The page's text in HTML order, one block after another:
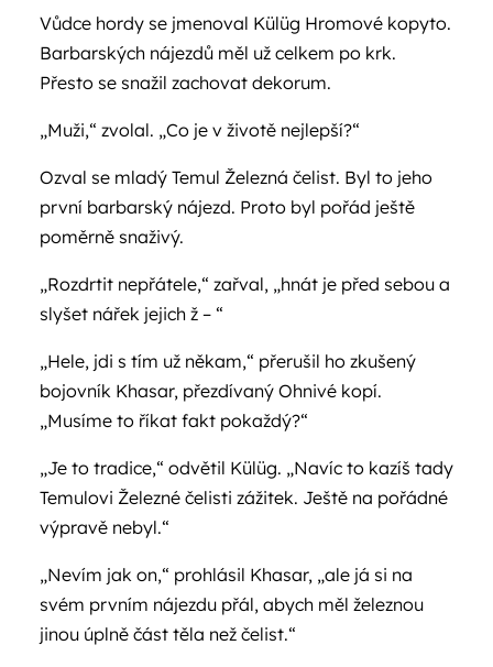
Vůdce hordy se jmenoval Külüg Hromové kopyto.
Barbarských nájezdů měl už celkem po krk.
Přesto se snažil zachovat dekorum.
„Muži,“ zvolal. „Co je v životě nejlepší?“
Ozval se mladý Temul Železná čelist. Byl to jeho
první barbarský nájezd. Proto byl pořád ještě
poměrně snaživý.
„Rozdrtit nepřátele,“ zařval, „hnát je před sebou a
slyšet nářek jejich ž – “
„Hele, jdi s tím už někam,“ přerušil ho zkušený
bojovník Khasar, přezdívaný Ohnivé kopí.
„Musíme to říkat fakt pokaždý?“
„Je to tradice,“ odvětil Külüg. „Navíc to kazíš tady
Temulovi Železné čelisti zážitek. Ještě na pořádné
výpravě nebyl.“
„Nevím jak on,“ prohlásil Khasar, „ale já si na
svém prvním nájezdu přál, abych měl železnou
jinou úplně část těla než čelist.“